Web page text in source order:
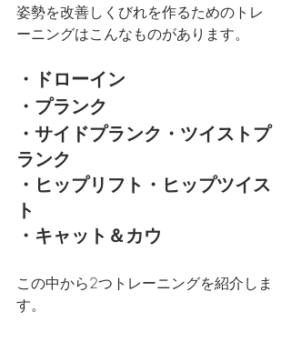
姿勢を改善しくびれを作るためのトレ
ーニングはこんなものがあります。
・ドローイン
・プランク
・サイドプランク・ツイストプ
ランク
・ヒップリフト・ヒップツイス
ト
・キャット＆カウ
この中から2つトレーニングを紹介しま
す。